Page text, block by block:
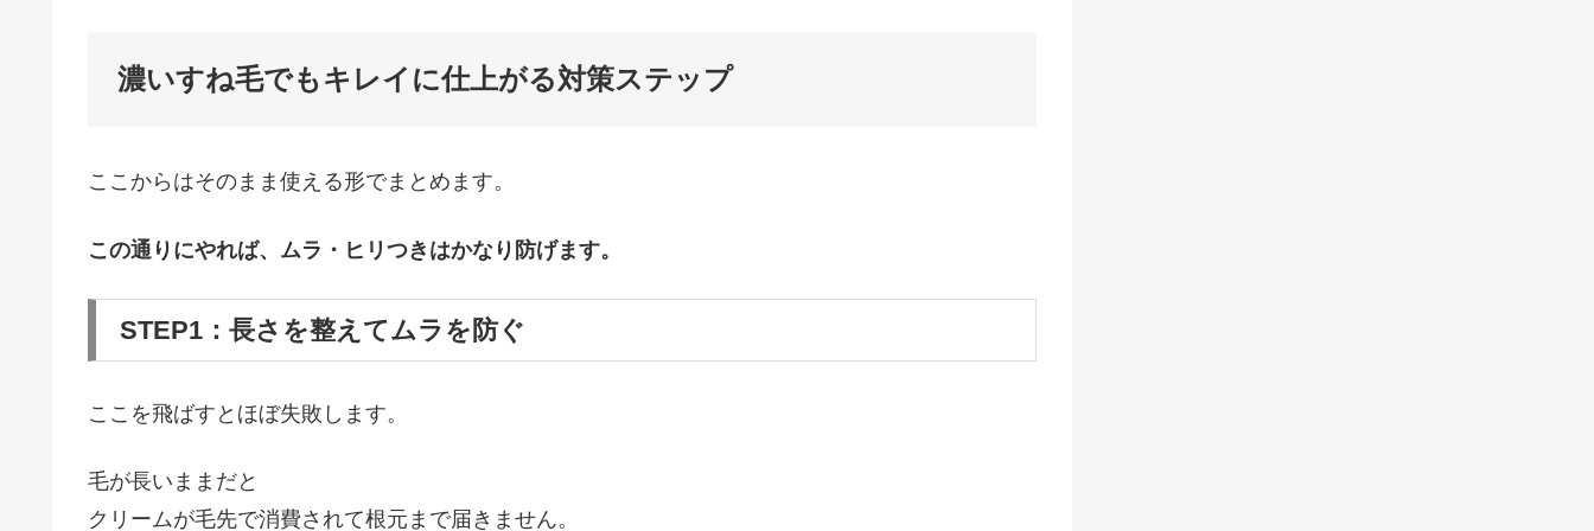
濃いすね毛でもキレイに仕上がる対策ステップ
ここからはそのまま使える形でまとめます。
この通りにやれば、ムラ・ヒリつきはかなり防げます。
STEP1：長さを整えてムラを防ぐ
ここを飛ばすとほぼ失敗します。
毛が長いままだと
クリームが毛先で消費されて根元まで届きません。